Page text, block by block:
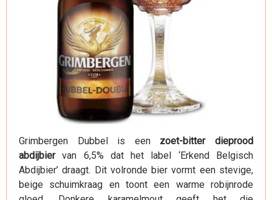
Grimbergen Dubbel is een zoet-bitter dieprood
abdijbiervan 6,5% dat het label ‘Erkend Belgisch
Abdijbier’ draagt. Dit volronde bier vormt een stevige,
beige schuimkraag en toont een warme robijnrode